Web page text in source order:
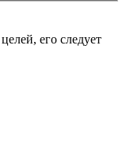
его следует